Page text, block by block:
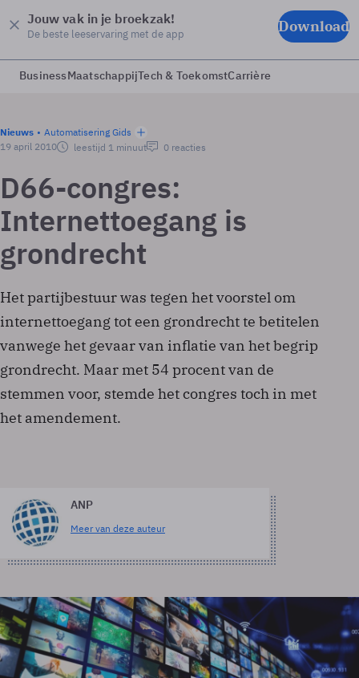
Jouw vak in je broekzak!
De beste leeservaring met de app Download
BusinessMaatschappijTech & ToekomstCarrière
Nieuws
Automatisering Gids
19 april 2010
leestijd 1 minuut 0 reacties
D66-congres:
Internettoegang is
grondrecht
Het partijbestuur was tegen het voorstel om
internettoegang tot een grondrecht te betitelen
vanwege het gevaar van inflatie van het begrip
grondrecht. Maar met 54 procent van de
stemmen voor, stemde het congres toch in met
het amendement.
ANP
Meer van deze auteur